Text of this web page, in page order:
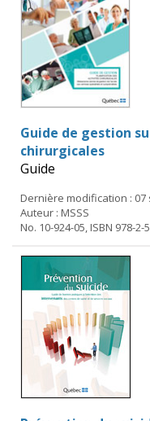
Guide de gestion
chirurgicales
Guide
Dernière modification : 07
Auteur : MSSS
No. 10-924-05, ISBN 978-